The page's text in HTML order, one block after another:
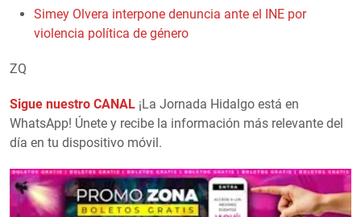
Simey Olvera interpone denuncia ante el INE por
violencia política de género
ZQ
Sigue nuestro CANAL ¡La Jornada Hidalgo está en
WhatsApp! Únete y recibe la información más relevante del
día en tu dispositivo móvil.